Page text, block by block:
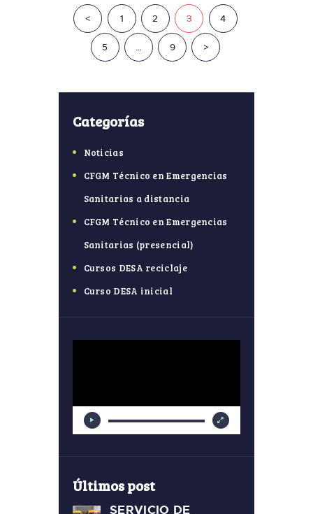
Paginación
entradas
< PAGE
1 PAGE
2 PAGE
3 PAGE
4
PAGE
5 … PAGE
9 >
Categorías
Noticias
CFGM Técnico en Emergencias
Sanitarias a distancia
CFGM Técnico en Emergencias
Sanitarias (presencial)
Cursos DESA reciclaje
Curso DESA inicial
Últimos post
SERVICIO DE